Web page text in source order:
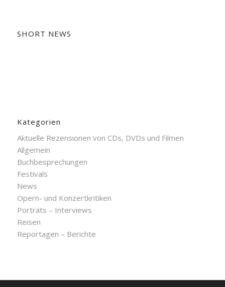
SHORT NEWS
Kategorien
Aktuelle Rezensionen von CDs, DVDs und Filmen
Allgemein
Buchbesprechungen
Festivals
News
Opern- und Konzertkritiken
Porträts – Interviews
Reisen
Reportagen – Berichte